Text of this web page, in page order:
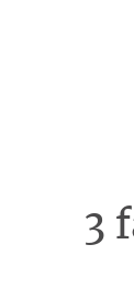
3